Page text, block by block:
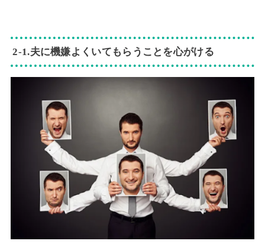
2‐1.夫に機嫌よくいてもらうことを心がける